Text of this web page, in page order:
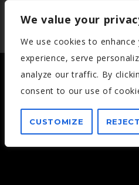
We value your
We use cookies to
experience, serve
analyze our traffic. By
consent to our use of
CUSTOMIZE
CSORDÁS